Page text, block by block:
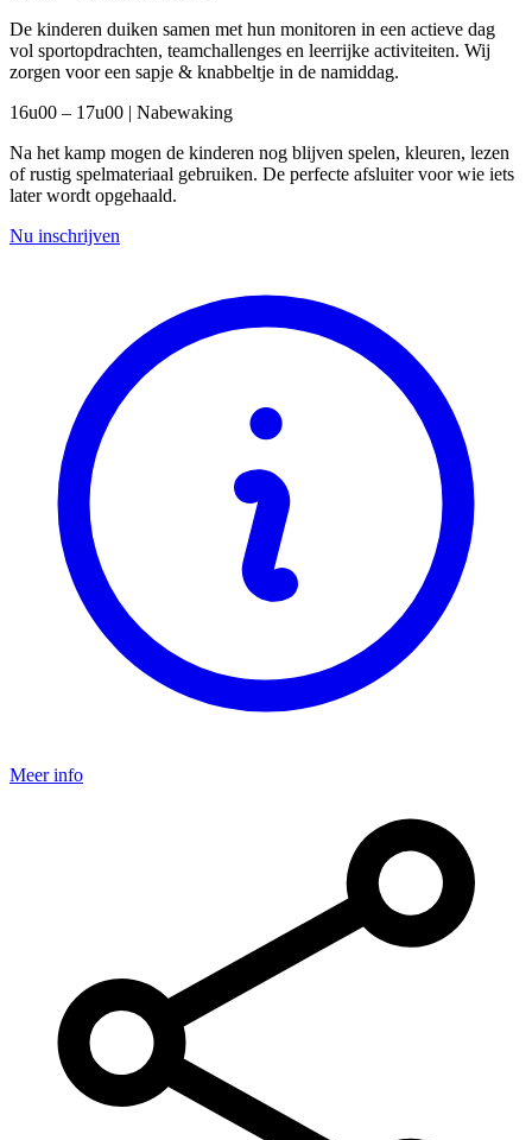
De kinderen duiken samen met hun monitoren in een actieve dag
vol sportopdrachten, teamchallenges en leerrijke activiteiten. Wij
zorgen voor een sapje & knabbeltje in de namiddag.
16u00 – 17u00 | Nabewaking
Na het kamp mogen de kinderen nog blijven spelen, kleuren, lezen
of rustig spelmateriaal gebruiken. De perfecte afsluiter voor wie iets
later wordt opgehaald.
Nu inschrijven
Meer info